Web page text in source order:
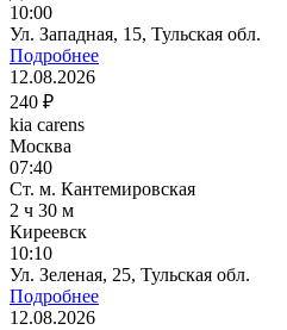
10:00
Ул. Западная, 15, Тульская обл.
Подробнее
12.08.2026
240 ₽
kia carens
Москва
07:40
Ст. м. Кантемировская
2 ч 30 м
Киреевск
10:10
Ул. Зеленая, 25, Тульская обл.
Подробнее
12.08.2026